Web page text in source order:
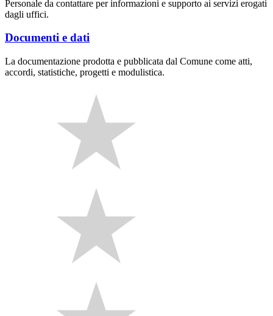
Personale da contattare per informazioni e supporto ai servizi erogati
dagli uffici.
Documenti e dati
La documentazione prodotta e pubblicata dal Comune come atti,
accordi, statistiche, progetti e modulistica.